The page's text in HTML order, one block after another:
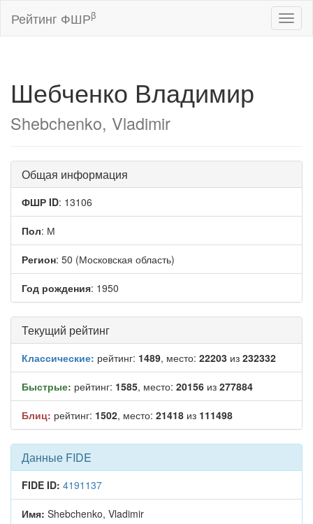
Рейтинг ФШРβ
Шебченко Владимир
Shebchenko, Vladimir
Общая информация
ФШР ID: 13106
Пол: М
Регион: 50 (Московская область)
Год рождения: 1950
Текущий рейтинг
Классические: рейтинг: 1489, место: 22203 из 232332
Быстрые: рейтинг: 1585, место: 20156 из 277884
Блиц: рейтинг: 1502, место: 21418 из 111498
Данные FIDE
FIDE ID: 4191137
Имя: Shebchenko, Vladimir